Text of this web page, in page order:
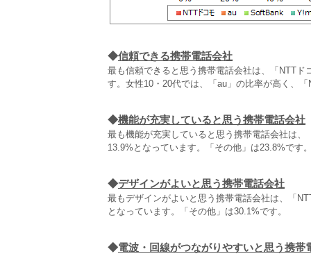
◆信頼できる携帯電話会社
最も信頼できると思う携帯電話会社は、「NTT
す。女性10・20代では、「au」の比率が高く、
◆機能が充実していると思う携帯電話会社
最も機能が充実していると思う携帯電話会社は
13.9%となっています。「その他」は23.8%です
◆デザインがよいと思う携帯電話会社
最もデザインがよいと思う携帯電話会社は、「
となっています。「その他」は30.1%です。
◆電波・回線がつながりやすいと思う携帯